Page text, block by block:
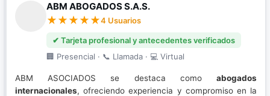
ABM ABOGADOS S.A.S.
4 Usuarios
✔ Tarjeta profesional y antecedentes verificados
🏢 Presencial · 📞 Llamada · 💻 Virtual
ABM ASOCIADOS se destaca como abogados
internacionales, ofreciendo experiencia y compromiso en la